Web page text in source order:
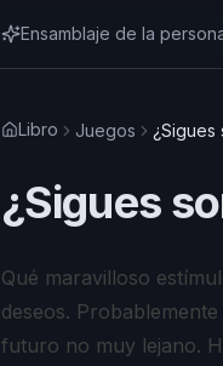
Ensamblaje de la
Libro Juegos ¿Sigues
¿Sigues
Qué maravilloso
deseos.
futuro no muy lejano.